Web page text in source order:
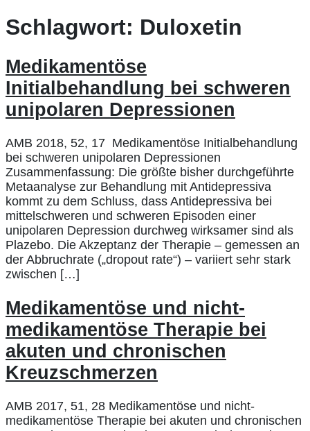
Schlagwort: Duloxetin
Medikamentöse
Initialbehandlung bei schweren
unipolaren Depressionen
AMB 2018, 52, 17 Medikamentöse Initialbehandlung
bei schweren unipolaren Depressionen
Zusammenfassung: Die größte bisher durchgeführte
Metaanalyse zur Behandlung mit Antidepressiva
kommt zu dem Schluss, dass Antidepressiva bei
mittelschweren und schweren Episoden einer
unipolaren Depression durchweg wirksamer sind als
Plazebo. Die Akzeptanz der Therapie – gemessen an
der Abbruchrate („dropout rate“) – variiert sehr stark
zwischen […]
Medikamentöse und nicht-
medikamentöse Therapie bei
akuten und chronischen
Kreuzschmerzen
AMB 2017, 51, 28 Medikamentöse und nicht-
medikamentöse Therapie bei akuten und chronischen